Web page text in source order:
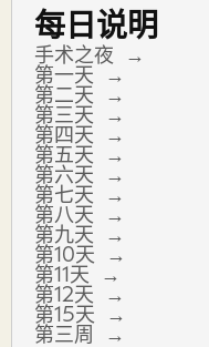
每日说明
手术之夜
第一天
第二天
第三天
第四天
第五天
第六天
第七天
第八天
第九天
第10天
第11天
第12天
第15天
第三周